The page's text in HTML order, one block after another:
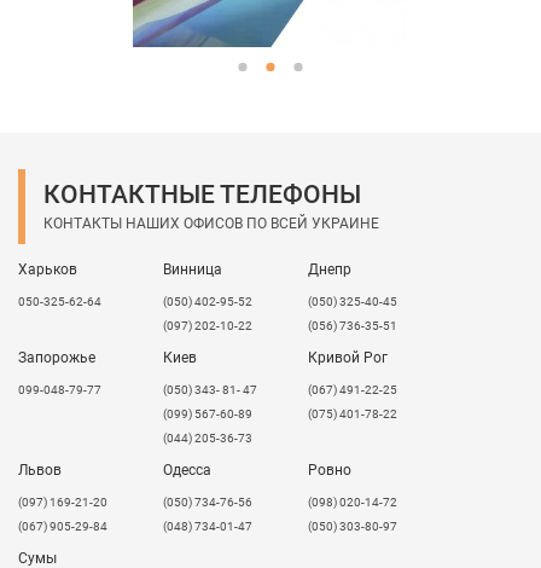
КОНТАКТНЫЕ ТЕЛЕФОНЫ
КОНТАКТЫ НАШИХ ОФИСОВ ПО ВСЕЙ УКРАИНЕ
Харьков
050-325-62-64
Винница
(050) 402-95-52
(097) 202-10-22
Днепр
(050) 325-40-45
(056) 736-35-51
Запорожье
099-048-79-77
Киев
(050) 343- 81- 47
(099) 567-60-89
(044) 205-36-73
Кривой Рог
(067) 491-22-25
(075) 401-78-22
Львов
​(097) 169-21-20
(067) 905-29-84
Одесса
(050) 734-76-56
(048) 734-01-47
Ровно
(098) 020-14-72
(050) 303-80-97
Сумы